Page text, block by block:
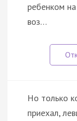
ребенком
воз…
Но только
приехал,